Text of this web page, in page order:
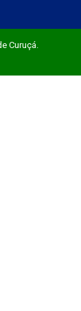
Curuçá.